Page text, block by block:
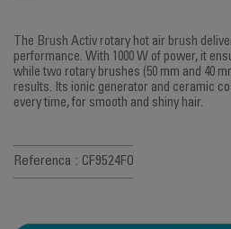
The Brush Activ rotary hot air brush
performance. With 1000 W of power, it
while two rotary brushes (50 mm and 40
results. Its ionic generator and ceramic
every time, for smooth and shiny hair.
Referenca : CF9524F0